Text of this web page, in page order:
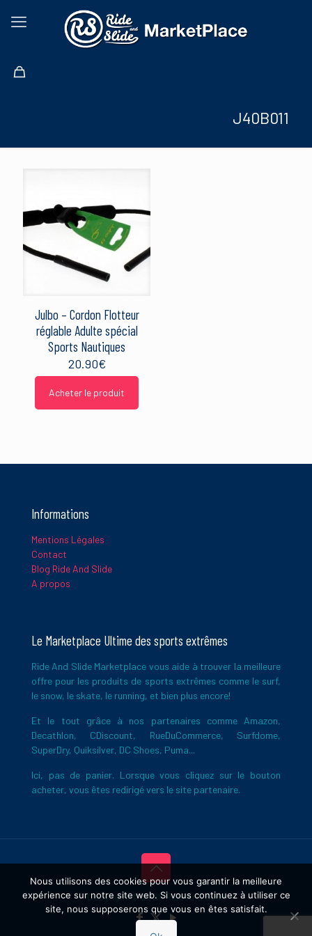
J40B011
Julbo – Cordon Flotteur
réglable Adulte spécial
Sports Nautiques
20.90€
Acheter le produit
Informations
Mentions Légales
Contact
Blog Ride And Slide
A propos
Le Marketplace Ultime des sports extrêmes
Ride And Slide Marketplace vous aide à trouver la meilleure
offre pour les produits de sports extrêmes comme le surf,
le snow, le skate, le running, et bien plus encore!
Et le tout grâce à nos partenaires comme Amazon,
Decathlon, CDiscount, RueDuCommerce, Surfdome,
SuperDry, Quiksilver, DC Shoes, Puma...
Ici, pas de panier. Lorsque vous cliquez sur le bouton
acheter, vous êtes redirigé vers le site partenaire.
Copyright © 2026 Ride And Slide
Nous utilisons des cookies pour vous garantir la meilleure
expérience sur notre site web. Si vous continuez à utiliser ce
site, nous supposerons que vous en êtes satisfait.